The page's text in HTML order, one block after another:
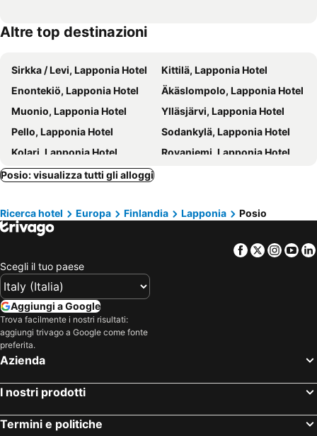
Altre top destinazioni
Sirkka / Levi, Lapponia Hotel
Kittilä, Lapponia Hotel
Enontekiö, Lapponia Hotel
Äkäslompolo, Lapponia Hotel
Muonio, Lapponia Hotel
Ylläsjärvi, Lapponia Hotel
Pello, Lapponia Hotel
Sodankylä, Lapponia Hotel
Kolari, Lapponia Hotel
Rovaniemi, Lapponia Hotel
Helsinki, Finlanda del sud Hotel
Pelkosenniemi, Lapponia Hotel
Tampere, Finlandia occidentale Hotel
Posio: visualizza tutti gli alloggi
Ricerca hotel Europa Finlandia Lapponia Posio
Facebook
Twitter
Scegli il tuo paese
Aggiungi a Google
Trova facilmente i nostri risultati:
aggiungi trivago a Google come fonte
preferita.
Azienda
I nostri prodotti
Termini e politiche